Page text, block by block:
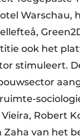
Warschau,
ook het
stimuleert.
Robert
Zaha van het